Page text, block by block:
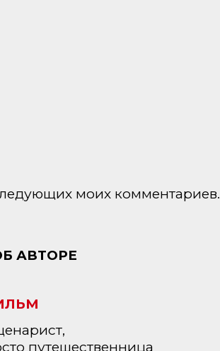
моих комментариев.
АВТОРЕ
путешественница